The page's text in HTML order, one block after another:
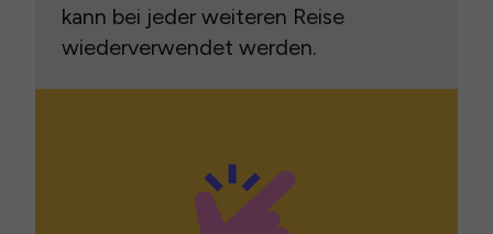
kann bei jeder weiteren Reise
wiederverwendet werden.